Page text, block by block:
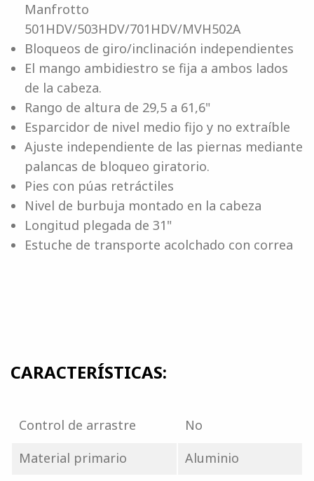
Manfrotto
501HDV/503HDV/701HDV/MVH502A
Bloqueos de giro/inclinación independientes
El mango ambidiestro se fija a ambos lados
de la cabeza.
Rango de altura de 29,5 a 61,6"
Esparcidor de nivel medio fijo y no extraíble
Ajuste independiente de las piernas mediante
palancas de bloqueo giratorio.
Pies con púas retráctiles
Nivel de burbuja montado en la cabeza
Longitud plegada de 31"
Estuche de transporte acolchado con correa
CARACTERÍSTICAS:
Control de arrastre
No
Material primario
Aluminio